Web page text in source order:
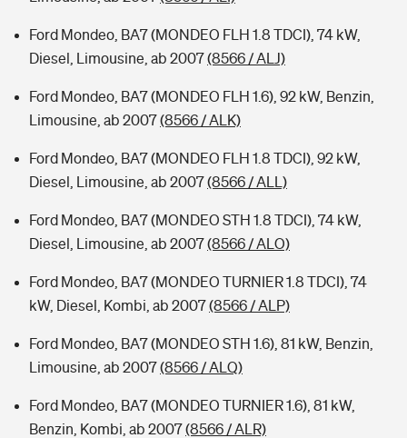
Ford Mondeo, BA7 (MONDEO FLH 1.8 TDCI), 74 kW,
Diesel, Limousine, ab 2007(8566 / ALJ)
Ford Mondeo, BA7 (MONDEO FLH 1.6), 92 kW, Benzin,
Limousine, ab 2007(8566 / ALK)
Ford Mondeo, BA7 (MONDEO FLH 1.8 TDCI), 92 kW,
Diesel, Limousine, ab 2007(8566 / ALL)
Ford Mondeo, BA7 (MONDEO STH 1.8 TDCI), 74 kW,
Diesel, Limousine, ab 2007(8566 / ALO)
Ford Mondeo, BA7 (MONDEO TURNIER 1.8 TDCI), 74
kW, Diesel, Kombi, ab 2007(8566 / ALP)
Ford Mondeo, BA7 (MONDEO STH 1.6), 81 kW, Benzin,
Limousine, ab 2007(8566 / ALQ)
Ford Mondeo, BA7 (MONDEO TURNIER 1.6), 81 kW,
Benzin, Kombi, ab 2007(8566 / ALR)